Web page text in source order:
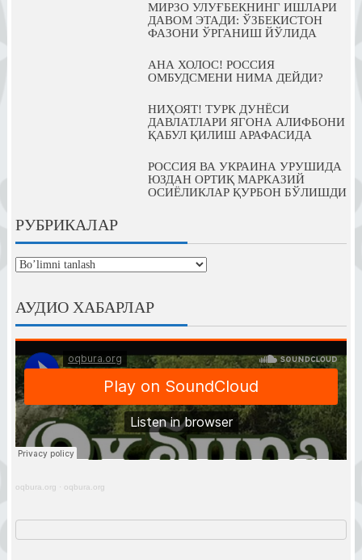
МИРЗО УЛУҒБЕКНИНГ ИШЛАРИ
ДАВОМ ЭТАДИ: ЎЗБЕКИСТОН
ФАЗОНИ ЎРГАНИШ ЙЎЛИДА
АНА ХОЛОС! РОССИЯ
ОМБУДСМЕНИ НИМА ДЕЙДИ?
НИҲОЯТ! ТУРК ДУНЁСИ
ДАВЛАТЛАРИ ЯГОНА АЛИФБОНИ
ҚАБУЛ ҚИЛИШ АРАФАСИДА
РОССИЯ ВА УКРАИНА УРУШИДА
ЮЗДАН ОРТИҚ МАРКАЗИЙ
ОСИЁЛИКЛАР ҚУРБОН БЎЛИШДИ
РУБРИКАЛАР
рубрикалар
АУДИО ХАБАРЛАР
oqbura.org · oqbura.org